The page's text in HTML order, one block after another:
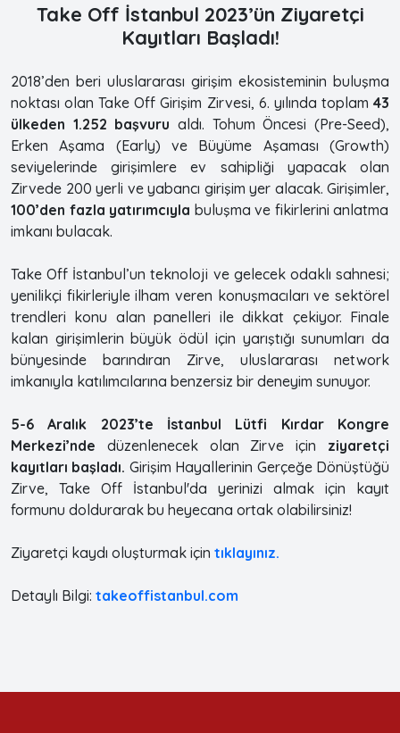
Take Off İstanbul 2023’ün Ziyaretçi
Kayıtları Başladı!
2018’den beri uluslararası girişim ekosisteminin buluşma
noktası olan Take Off Girişim Zirvesi, 6. yılında toplam 43
ülkeden 1.252 başvuru aldı. Tohum Öncesi (Pre-Seed),
Erken Aşama (Early) ve Büyüme Aşaması (Growth)
seviyelerinde girişimlere ev sahipliği yapacak olan
Zirvede 200 yerli ve yabancı girişim yer alacak. Girişimler,
100’den fazla yatırımcıyla buluşma ve fikirlerini anlatma
imkanı bulacak.
Take Off İstanbul’un teknoloji ve gelecek odaklı sahnesi;
yenilikçi fikirleriyle ilham veren konuşmacıları ve sektörel
trendleri konu alan panelleri ile dikkat çekiyor. Finale
kalan girişimlerin büyük ödül için yarıştığı sunumları da
bünyesinde barındıran Zirve, uluslararası network
imkanıyla katılımcılarına benzersiz bir deneyim sunuyor.
5-6 Aralık 2023’te İstanbul Lütfi Kırdar Kongre
Merkezi’nde düzenlenecek olan Zirve için ziyaretçi
kayıtları başladı. Girişim Hayallerinin Gerçeğe Dönüştüğü
Zirve, Take Off İstanbul'da yerinizi almak için kayıt
formunu doldurarak bu heyecana ortak olabilirsiniz!
Ziyaretçi kaydı oluşturmak için tıklayınız.
Detaylı Bilgi: takeoffistanbul.com